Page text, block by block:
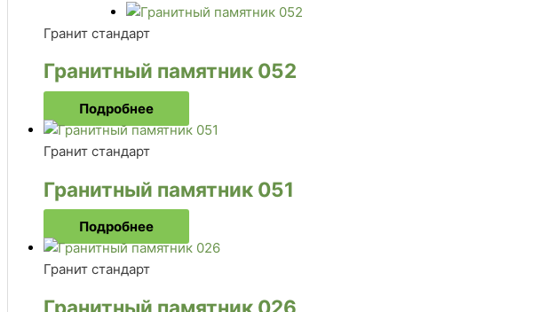
Гранит стандарт
Гранитный памятник 052
Подробнее
Гранит стандарт
Гранитный памятник 051
Подробнее
Гранит стандарт
Гранитный памятник 026